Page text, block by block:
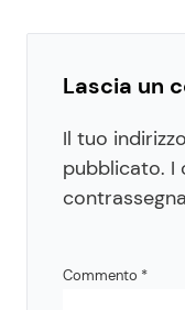
Lascia un
Il tuo
pubblicato. I
Commento *